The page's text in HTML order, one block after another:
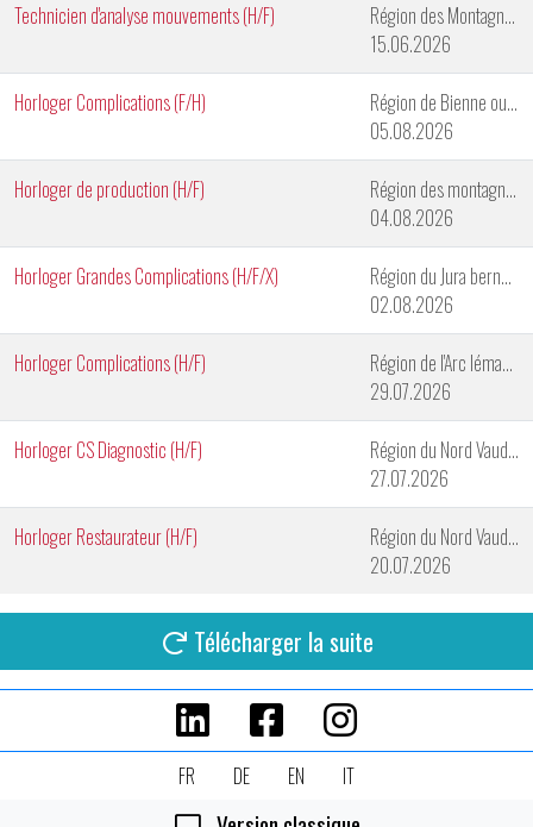
Technicien d'analyse mouvements (H/F)
Région des Montagnes Neuchâteloises
15.06.2026
Horloger Complications (F/H)
Région de Bienne ou de Genève
05.08.2026
Horloger de production (H/F)
Région des montagnes neuchâteloises
04.08.2026
Horloger Grandes Complications (H/F/X)
Région du Jura bernois
02.08.2026
Horloger Complications (H/F)
Région de l'Arc lémanique
29.07.2026
Horloger CS Diagnostic (H/F)
Région du Nord Vaudois
27.07.2026
Horloger Restaurateur (H/F)
Région du Nord Vaudois
20.07.2026
Télécharger la suite
FR DE EN IT